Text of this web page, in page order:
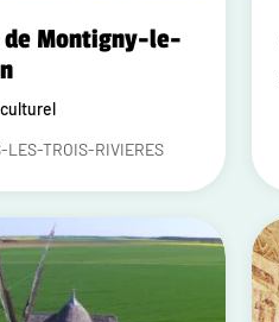
de Montigny-le-
LES-TROIS-RIVIERES